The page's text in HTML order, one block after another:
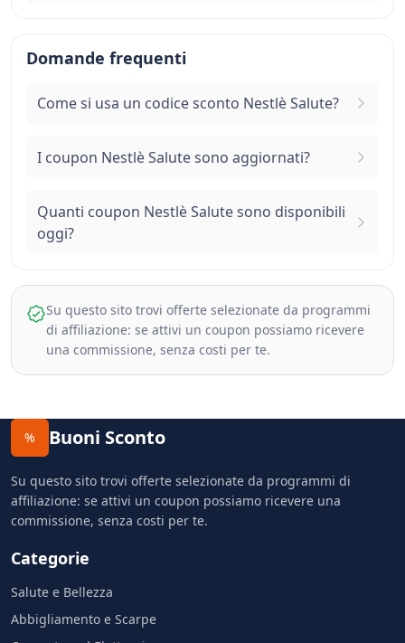
Domande frequenti
Come si usa un codice sconto Nestlè Salute?
I coupon Nestlè Salute sono aggiornati?
Quanti coupon Nestlè Salute sono disponibili
oggi?
Su questo sito trovi offerte selezionate da programmi
di affiliazione: se attivi un coupon possiamo ricevere
una commissione, senza costi per te.
% Buoni Sconto
Su questo sito trovi offerte selezionate da programmi di
affiliazione: se attivi un coupon possiamo ricevere una
commissione, senza costi per te.
Categorie
Salute e Bellezza
Abbigliamento e Scarpe